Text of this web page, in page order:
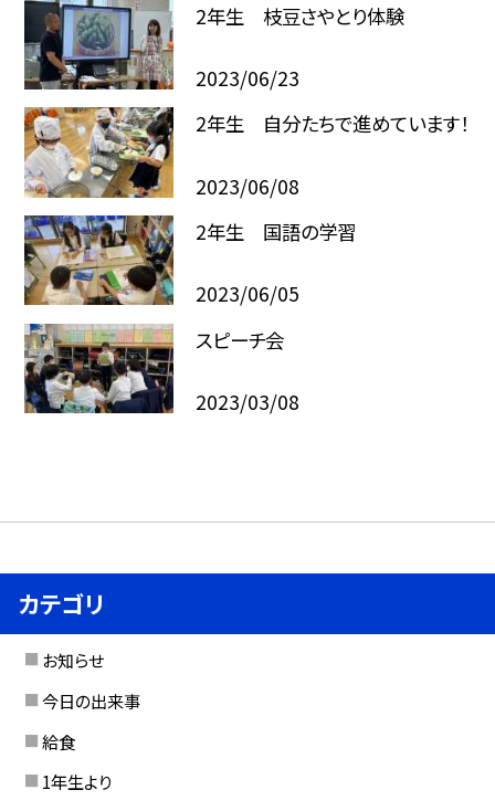
2年生 枝豆さやとり体験
2023/06/23
2年生 自分たちで進めています！
2023/06/08
2年生 国語の学習
2023/06/05
スピーチ会
2023/03/08
カテゴリ
お知らせ
今日の出来事
給食
1年生より